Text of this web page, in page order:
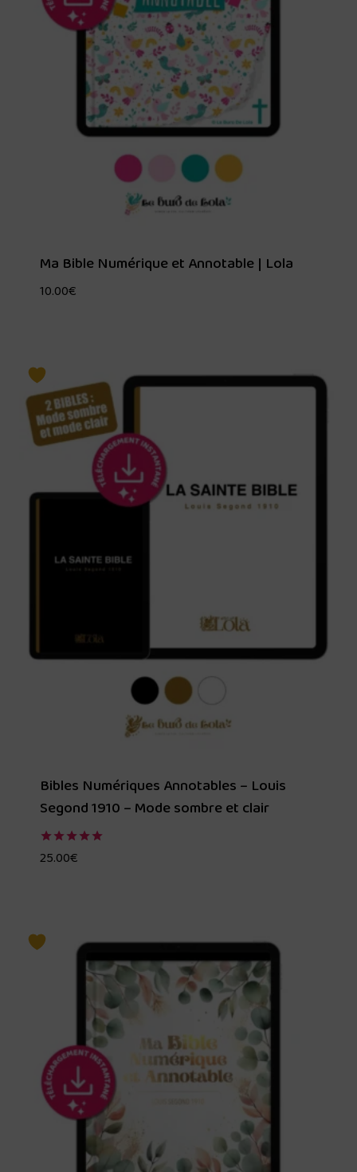
Ma Bible Numérique et Annotable | Lola
10.00€
Bibles Numériques Annotables – Louis
Segond 1910 – Mode sombre et clair
Note
25.00€